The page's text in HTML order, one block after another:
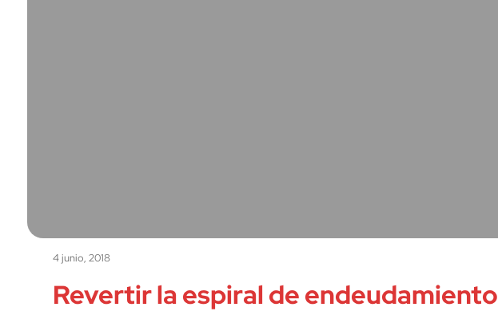
4 junio, 2018
Revertir la espiral de endeudamiento